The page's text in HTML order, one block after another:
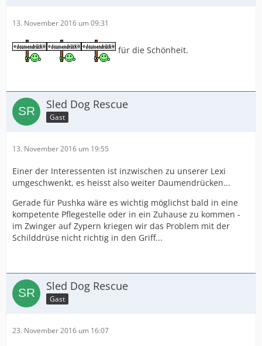
13. November 2016 um 09:31
für die Schönheit.
Sled Dog Rescue
Gast
13. November 2016 um 19:55
Einer der Interessenten ist inzwischen zu unserer Lexi
umgeschwenkt, es heisst also weiter Daumendrücken...
Gerade für Pushka wäre es wichtig möglichst bald in eine
kompetente Pflegestelle oder in ein Zuhause zu kommen -
im Zwinger auf Zypern kriegen wir das Problem mit der
Schilddrüse nicht richtig in den Griff...
Sled Dog Rescue
Gast
23. November 2016 um 16:07